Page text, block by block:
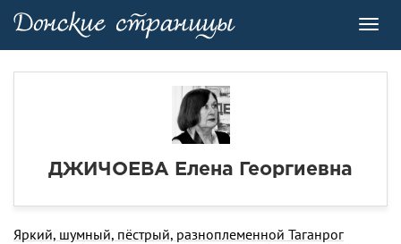
ДЖИЧОЕВА Елена Георгиевна
Яркий, шумный, пёстрый, разноплеменной Таганрог